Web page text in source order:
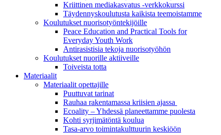
Kriittinen mediakasvatus -verkkokurssi
Täydennys­koulutusta kaikista teemois­tamme
Koulutukset nuorisotyöntekijöille
Peace Education and Practical Tools for
Everyday Youth Work
Antirasistisia tekoja nuorisotyöhön
Koulutukset nuorille aktiiveille
Toiveista totta
Materiaalit
Materiaalit opettajille
Puuttuvat tarinat
Rauhaa rakentamassa kriisien ajassa
Ecoality – Yhdessä planeettamme puolesta
Kohti syrjimä­töntä koulua
Tasa-arvo toiminta­kulttuurin keskiöön